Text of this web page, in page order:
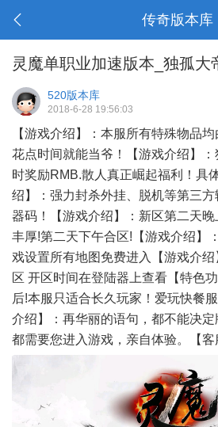
传奇版本库
灵魔单职业加速版本_独孤大
520版本库
2018-6-28 19:56:03
【游戏介绍】：本服所有特殊物品
花点时间就能当爷！【游戏介绍】
时奖励RMB.散人真正崛起福利！具
绍】：强力封杀外挂、脱机等第三
器码！【游戏介绍】：新区第二天
丰厚!第二天下午合区!【游戏介绍】
戏设置所有地图免费进入【游戏介
区 开区时间在登陆器上查看【特色
后!本服只适合长久玩家！爱玩快餐
介绍】：再华丽的语句，都不能决
都需要您进入游戏，亲自体验。【客